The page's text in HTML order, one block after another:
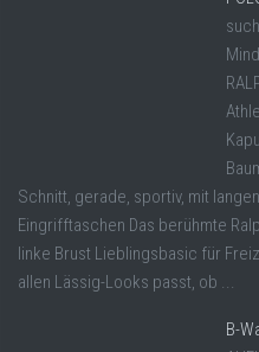
Schnitt, gerade, sportiv, mit
Eingrifftaschen Das berühmte
linke Brust Lieblingsbasic für
allen Lässig-Looks passt, ob ...
B-